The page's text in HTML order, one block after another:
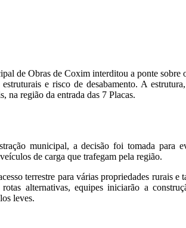
de Obras de Coxim interditou a ponte
estruturais e risco de desabamento. A
na região da entrada das 7 Placas.
municipal, a decisão foi tomada para
de carga que trafegam pela região.
terrestre para várias propriedades rurais e
alternativas, equipes iniciarão a
leves.